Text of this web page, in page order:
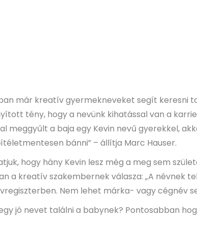
már kreatív gyermekneveket segít keresni
tény, hogy a nevünk kihatással van a
meggyűlt a baja egy Kevin nevű gyerekkel,
bánni” – állítja Marc Hauser.
hogy hány Kevin lesz még a meg sem
a kreatív szakembernek válasza: „A névnek
Nem lehet márka- vagy cégnév
jó nevet találni a babynek? Pontosabban